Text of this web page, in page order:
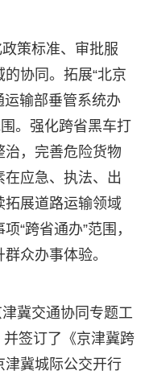
策标准、审批服
协同。拓展“北京
运输部垂管系统办
。强化跨省黑车打
治，完善危险货物
应急、执法、出
展道路运输领域
“跨省通办”范围，
众办事体验。
冀交通协同专题工
签订了《京津冀跨
津冀城际公交开行